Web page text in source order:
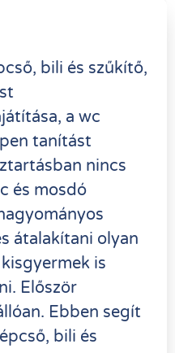
bili és szűkítő,
a wc
tanítást
nincs
és mosdó
átalakítani olyan
is
Először
Ebben segít
bili és